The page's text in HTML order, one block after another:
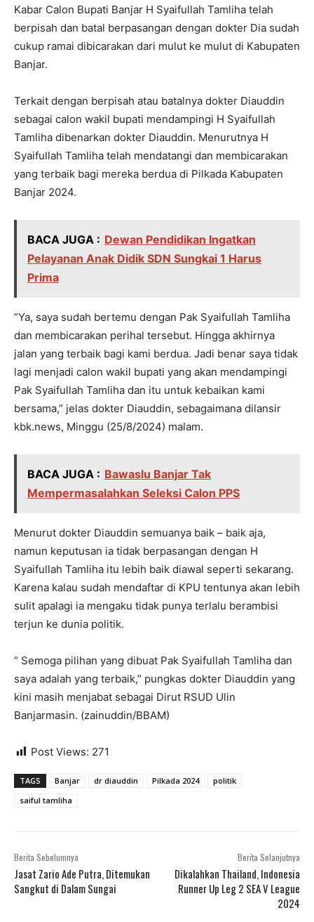
Kabar Calon Bupati Banjar H Syaifullah Tamliha telah
berpisah dan batal berpasangan dengan dokter Dia sudah
cukup ramai dibicarakan dari mulut ke mulut di Kabupaten
Banjar.
Terkait dengan berpisah atau batalnya dokter Diauddin
sebagai calon wakil bupati mendampingi H Syaifullah
Tamliha dibenarkan dokter Diauddin. Menurutnya H
Syaifullah Tamliha telah mendatangi dan membicarakan
yang terbaik bagi mereka berdua di Pilkada Kabupaten
Banjar 2024.
BACA JUGA : Dewan Pendidikan Ingatkan
Pelayanan Anak Didik SDN Sungkai 1 Harus
Prima
”Ya, saya sudah bertemu dengan Pak Syaifullah Tamliha
dan membicarakan perihal tersebut. Hingga akhirnya
jalan yang terbaik bagi kami berdua. Jadi benar saya tidak
lagi menjadi calon wakil bupati yang akan mendampingi
Pak Syaifullah Tamliha dan itu untuk kebaikan kami
bersama,” jelas dokter Diauddin, sebagaimana dilansir
kbk.news, Minggu (25/8/2024) malam.
BACA JUGA : Bawaslu Banjar Tak
Mempermasalahkan Seleksi Calon PPS
Menurut dokter Diauddin semuanya baik – baik aja,
namun keputusan ia tidak berpasangan dengan H
Syaifullah Tamliha itu lebih baik diawal seperti sekarang.
Karena kalau sudah mendaftar di KPU tentunya akan lebih
sulit apalagi ia mengaku tidak punya terlalu berambisi
terjun ke dunia politik.
” Semoga pilihan yang dibuat Pak Syaifullah Tamliha dan
saya adalah yang terbaik,” pungkas dokter Diauddin yang
kini masih menjabat sebagai Dirut RSUD Ulin
Banjarmasin. (zainuddin/BBAM)
Post Views: 271
TAGS Banjar dr diauddin Pilkada 2024
politik
saiful tamliha
Berita Sebelumnya
Jasat Zario Ade Putra, Ditemukan
Sangkut di Dalam Sungai
Berita Selanjutnya
Dikalahkan Thailand, Indonesia
Runner Up Leg 2 SEA V League
2024